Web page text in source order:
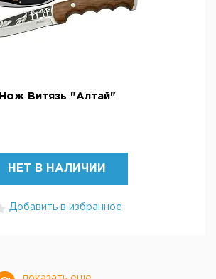
Нож Витязь "Алтай"
НЕТ В НАЛИЧИИ
Добавить в избранное